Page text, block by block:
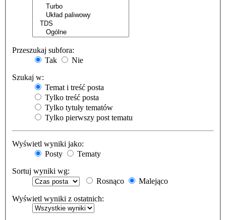
Przeszukaj subfora:
Tak
Nie
Szukaj w:
Temat i treść posta
Tylko treść posta
Tylko tytuły tematów
Tylko pierwszy post tematu
Wyświetl wyniki jako:
Posty
Tematy
Sortuj wyniki wg:
Rosnąco
Malejąco
Wyświetl wyniki z ostatnich: